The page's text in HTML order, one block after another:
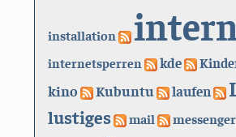
installation
internetsperren kde
kino Kubuntu laufen
lustiges mail messenger